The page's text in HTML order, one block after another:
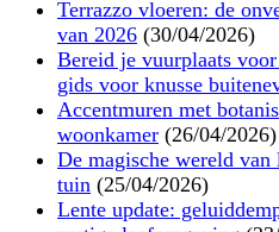
Terrazzo vloeren: de
van 2026 (30/04/2026)
Bereid je vuurplaats
gids voor knusse
Accentmuren met
woonkamer (26/04/2026)
De magische wereld
tuin (25/04/2026)
Lente update: